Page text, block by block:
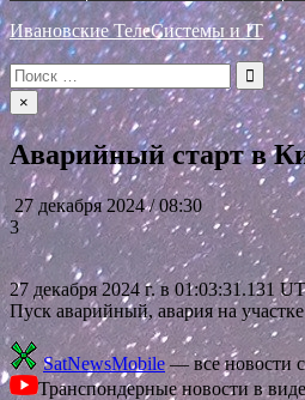
Ивановские ТелеСистемы и IT
Искать:
×
Аварийный старт в
27 декабря 2024 / 08:30
3
27 декабря 2024 г. в 01:03:31.131
Пуск аварийный, авария на
SatNewsMobile— все новости
Транспондерные новости в